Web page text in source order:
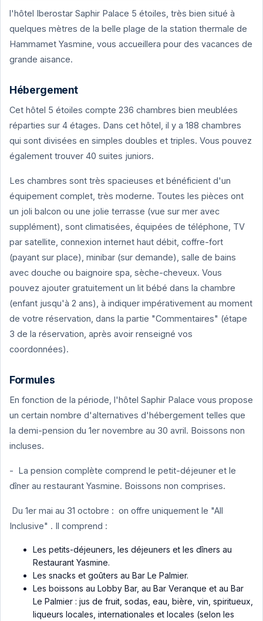
l'hôtel Iberostar Saphir Palace 5 étoiles, très bien situé à
quelques mètres de la belle plage de la station thermale de
Hammamet Yasmine, vous accueillera pour des vacances de
grande aisance.
Hébergement
Cet hôtel 5 étoiles compte 236 chambres bien meublées
réparties sur 4 étages. Dans cet hôtel, il y a 188 chambres
qui sont divisées en simples doubles et triples. Vous pouvez
également trouver 40 suites juniors.
Les chambres sont très spacieuses et bénéficient d'un
équipement complet, très moderne. Toutes les pièces ont
un joli balcon ou une jolie terrasse (vue sur mer avec
supplément), sont climatisées, équipées de téléphone, TV
par satellite, connexion internet haut débit, coffre-fort
(payant sur place), minibar (sur demande), salle de bains
avec douche ou baignoire spa, sèche-cheveux. Vous
pouvez ajouter gratuitement un lit bébé dans la chambre
(enfant jusqu'à 2 ans), à indiquer impérativement au moment
de votre réservation, dans la partie "Commentaires" (étape
3 de la réservation, après avoir renseigné vos
coordonnées).
Formules
En fonction de la période, l'hôtel Saphir Palace vous propose
un certain nombre d'alternatives d'hébergement telles que
la demi-pension du 1er novembre au 30 avril. Boissons non
incluses.
- La pension complète comprend le petit-déjeuner et le
dîner au restaurant Yasmine. Boissons non comprises.
Du 1er mai au 31 octobre : on offre uniquement le "All
Inclusive" . Il comprend :
Les petits-déjeuners, les déjeuners et les dîners au
Restaurant Yasmine.
Les snacks et goûters au Bar Le Palmier.
Les boissons au Lobby Bar, au Bar Veranque et au Bar
Le Palmier : jus de fruit, sodas, eau, bière, vin, spiritueux,
liqueurs locales, internationales et locales (selon les